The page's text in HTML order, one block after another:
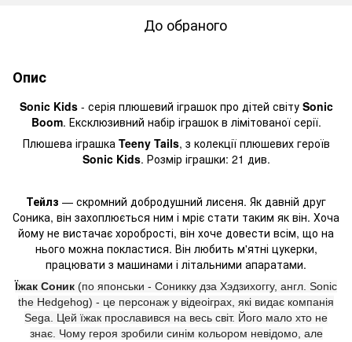
До обраного
Опис
Sonic Kids - серія плюшевий іграшок про дітей світу Sonic
Boom. Ексклюзивний набір іграшок в лімітованої серії.
Плюшева іграшка Teeny Tails, з колекції плюшевих героїв
Sonic Kids. Розмір іграшки: 21 див.
Тейлз — скромний добродушний лисеня. Як давній друг
Соника, він захоплюється ним і мріє стати таким як він. Хоча
йому не вистачає хоробрості, він хоче довести всім, що на
нього можна покластися. Він любить м'ятні цукерки,
працювати з машинами і літальними апаратами.
Їжак Соник (по японськи - Соникку дза Хэдзихоггу, англ. Sonic
the Hedgehog) - це персонаж у відеоіграх, які видає компанія
Sega. Цей їжак прославився на весь світ. Його мало хто не
знає. Чому героя зробили синім кольором невідомо, але